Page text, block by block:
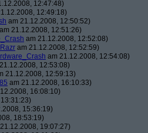
12:47:48)
12:49:18)
am 21.12.2008, 12:50:52)
am 21.12.2008, 12:51:26)
am 21.12.2008, 12:52:08)
am 21.12.2008, 12:52:59)
am 21.12.2008, 12:54:08)
12:53:08)
21.12.2008, 12:59:13)
am 21.12.2008, 16:10:33)
16:08:10)
15:36:19)
18:53:19)
19:07:27)